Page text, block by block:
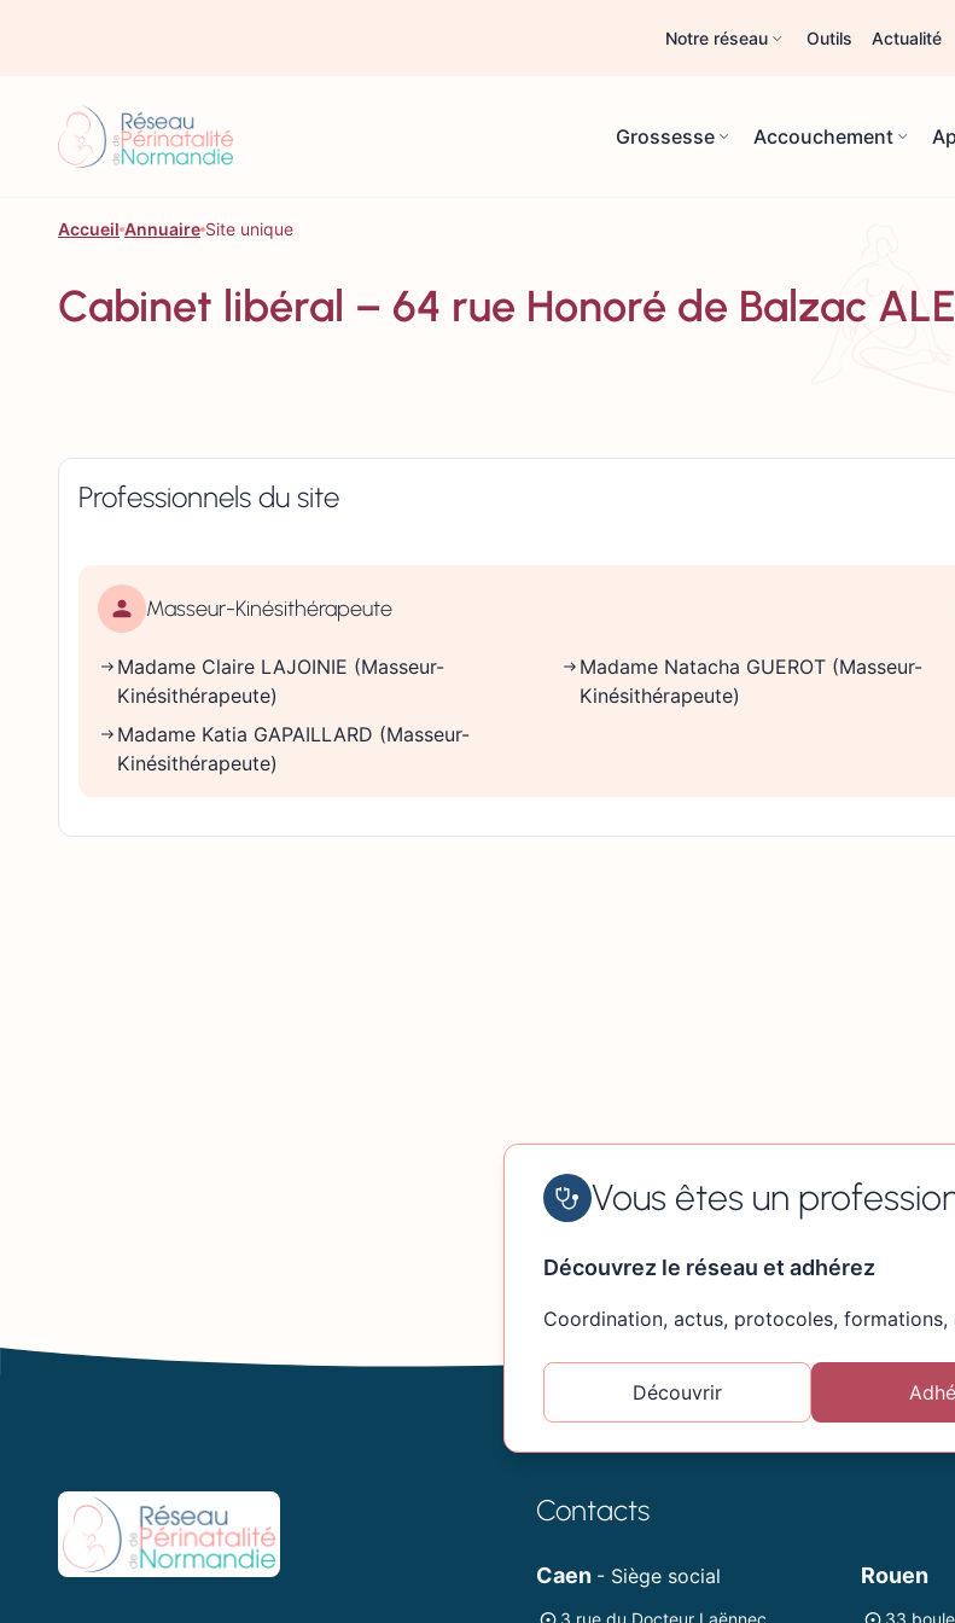
Notre réseau Outils Actualité
Grossesse Accouchement
Accueil Annuaire Site unique
Cabinet libéral – 64 rue Honoré de Balzac
Professionnels du site
Masseur-Kinésithérapeute
Madame Claire LAJOINIE (Masseur-
Kinésithérapeute)
Madame Katia GAPAILLARD (Masseur-
Kinésithérapeute)
Madame Natacha GUEROT (Masseur-
Kinésithérapeute)
Vous êtes un
Découvrez le réseau et adhérez
Coordination, actus, protocoles, formations,
Découvrir
Contacts
Caen - Siège social
3 rue du Docteur Laënnec
Rouen
33